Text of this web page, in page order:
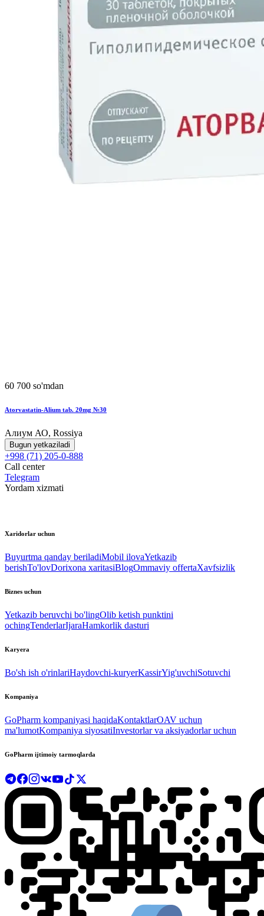
60 700 so'mdan
Atorvastatin-Alium tab. 20mg №30
Алиум АО, Rossiya
Bugun yetkaziladi
+998 (71) 205-0-888
Call center
Telegram
Yordam xizmati
Xaridorlar uchun
Buyurtma qanday beriladiMobil ilovaYetkazib
berishTo'lovDorixona xaritasiBlogOmmaviy offertaXavfsizlik
Biznes uchun
Yetkazib beruvchi bo'lingOlib ketish punktini
ochingTenderlarIjaraHamkorlik dasturi
Karyera
Bo'sh ish o'rinlariHaydovchi-kuryerKassirYig'uvchiSotuvchi
Kompaniya
GoPharm kompaniyasi haqidaKontaktlarOAV uchun
ma'lumotKompaniya siyosatiInvestorlar va aksiyadorlar uchun
GoPharm ijtimoiy tarmoqlarda